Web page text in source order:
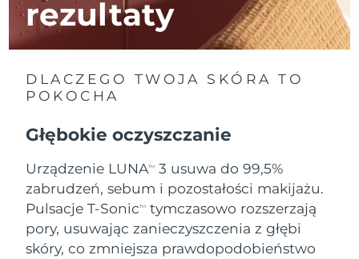
rezultaty
DLACZEGO TWOJA SKÓRA TO
POKOCHA
Głębokie oczyszczanie
Urządzenie LUNATM
3 usuwa do 99,5%
zabrudzeń, sebum i pozostałości makijażu.
Pulsacje T-SonicTM
tymczasowo rozszerzają
pory, usuwając zanieczyszczenia z głębi
skóry, co zmniejsza prawdopodobieństwo
Izrael
Oczekiwany czas dostawy
8/14/26
Włochy
Oczekiwany czas dostawy
Japonia
Oczekiwany czas dostawy
Jersey
Oczekiwany czas dostawy
8/15/26
Kazachstan
Oczekiwany czas dostawy
8/12/26